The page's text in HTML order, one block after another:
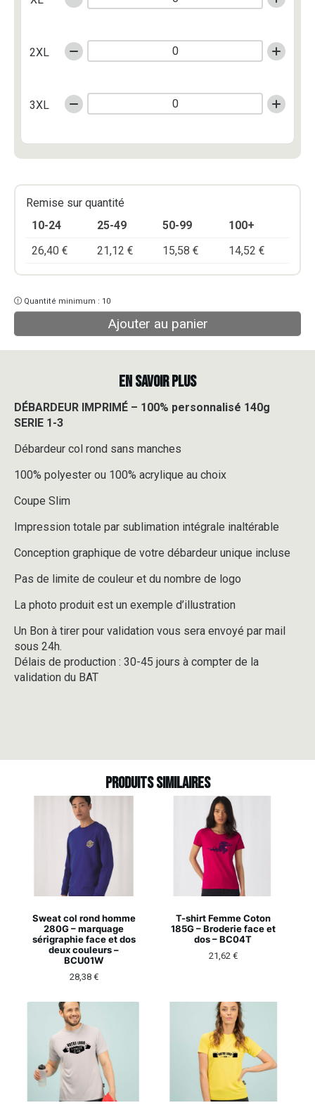
2XL
3XL
Remise sur quantité
10-24
25-49 50-99
100+
26,40 € 21,12 € 15,58 € 14,52 €
Quantité minimum : 10
Ajouter au panier
EN SAVOIR PLUS
DÉBARDEUR IMPRIMÉ – 100% personnalisé 140g
SERIE 1-3
Débardeur col rond sans manches
100% polyester ou 100% acrylique au choix
Coupe Slim
Impression totale par sublimation intégrale inaltérable
Conception graphique de votre débardeur unique incluse
Pas de limite de couleur et du nombre de logo
La photo produit est un exemple d’illustration
Un Bon à tirer pour validation vous sera envoyé par mail
sous 24h.
Délais de production : 30-45 jours à compter de la
validation du BAT
Produits similaires
Sweat col rond homme
280G – marquage
sérigraphie face et dos
deux couleurs –
BCU01W
28,38 €
T-shirt Femme Coton
185G – Broderie face et
dos – BC04T
21,62 €